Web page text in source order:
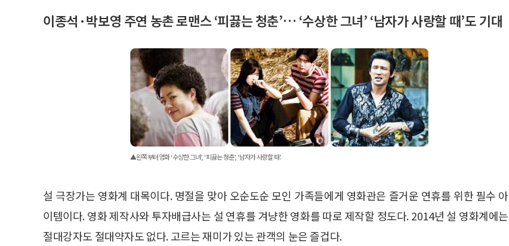
이종석·박보영 주연 농촌 로맨스 ‘피끓는 청춘’… ‘수상한 그녀’ ‘남자가 사랑할 때’도 기대
▲왼쪽부터 영화 ‘수상한 그녀’, ‘피끓는 청춘’, ‘남자가 사랑할 때’.
설 극장가는 영화계 대목이다. 명절을 맞아 오순도순 모인 가족들에게 영화관은 즐거운 연휴를 위한 필수 아
이템이다. 영화 제작사와 투자배급사는 설 연휴를 겨냥한 영화를 따로 제작할 정도다. 2014년 설 영화계에는
절대강자도 절대약자도 없다. 고르는 재미가 있는 관객의 눈은 즐겁다.